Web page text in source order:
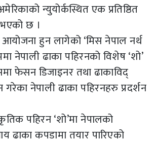
न्युयोर्कस्थित एक प्रतिष्ठित
छ ।
हुन लागेको ‘मिस नेपाल नर्थ
नेपाली ढाका पहिरनको विशेष ‘शो’
फेसन डिजाइनर तथा ढाकाविद्
नेपाली ढाका पहिरनहरु प्रदर्शन
पहिरन ‘शो’मा नेपालको
ढाका कपडामा तयार पारिएको